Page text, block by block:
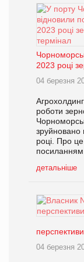
2023 році
04 березня
роботи
зруйновано
році. Про
детальніше
04 березня